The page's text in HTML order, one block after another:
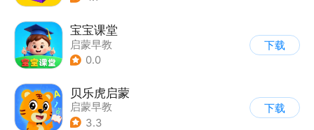
宝宝课堂
启蒙早教
0.0
下载
贝乐虎启蒙
启蒙早教
3.3
下载